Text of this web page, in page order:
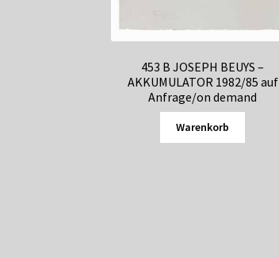
453 B JOSEPH BEUYS –
AKKUMULATOR 1982/85 auf
Anfrage/on demand
Warenkorb